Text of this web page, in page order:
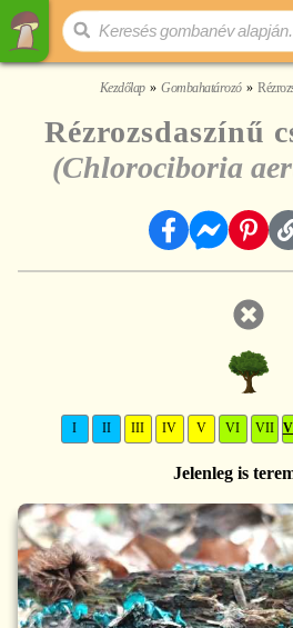
Kezdőlap Gombahatározó
Rézrozsdaszínű
(Chlorociboria
I II III IV V VI VII
Jelenleg is